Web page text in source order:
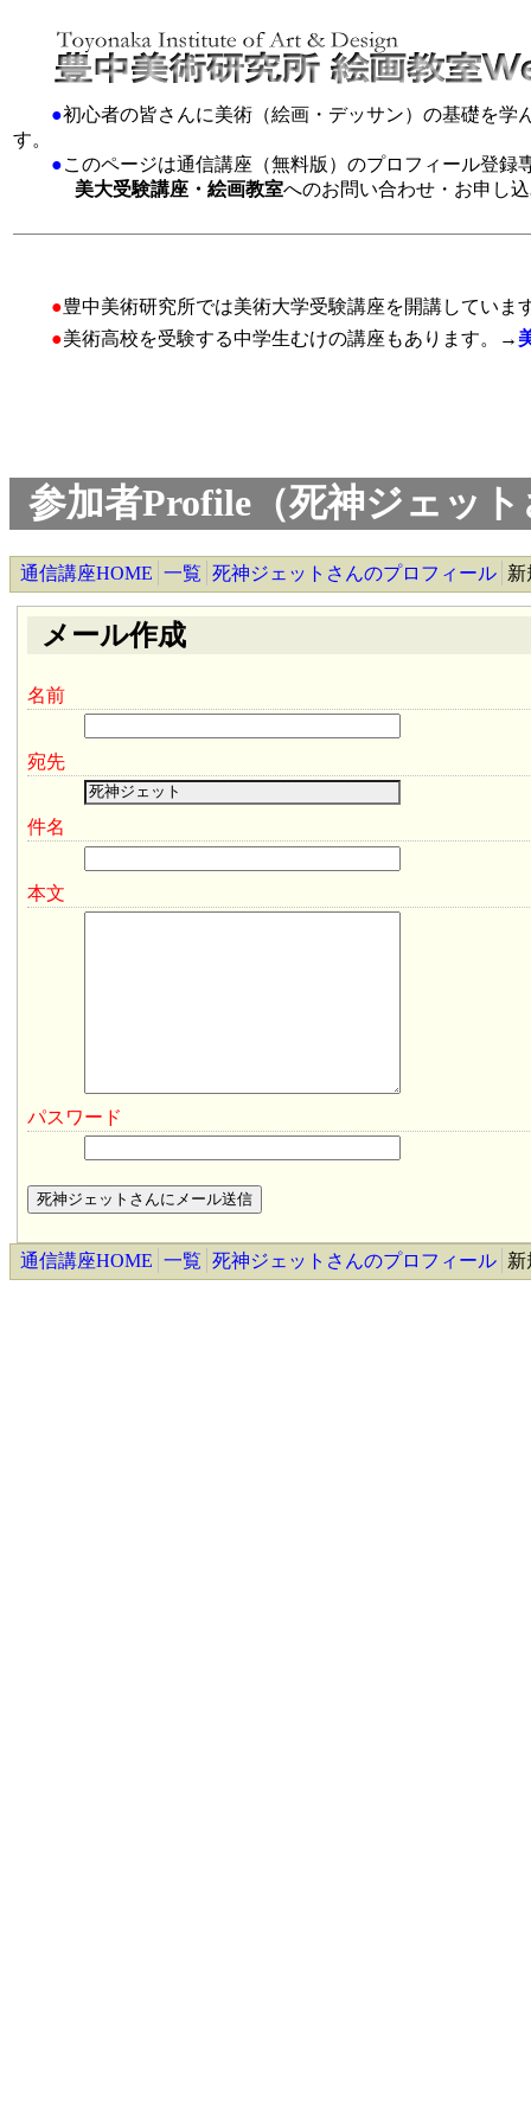
●初心者の皆さんに美術（絵画・デッサン）の基礎を
す。
●このページは通信講座（無料版）のプロフィール登録
美大受験講座・絵画教室へのお問い合わせ・お申し
●豊中美術研究所では美術大学受験講座を開講していま
●美術高校を受験する中学生むけの講座もあります。→
参加者Profile（死神ジェッ
通信講座HOME 一覧 死神ジェットさんのプロフィール 新
メール作成
名前
宛先
件名
本文
パスワード
通信講座HOME 一覧 死神ジェットさんのプロフィール 新